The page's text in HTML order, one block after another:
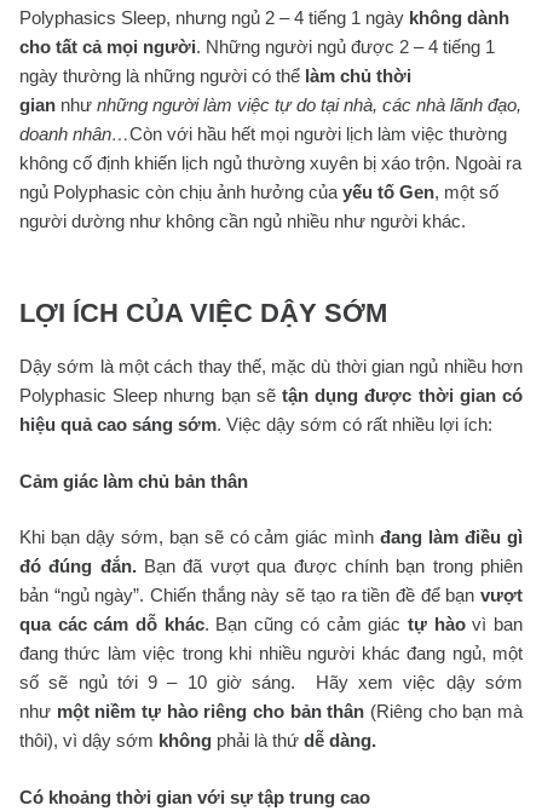
Polyphasics Sleep, nhưng ngủ 2 – 4 tiếng 1 ngày không dành
cho tất cả mọi người. Những người ngủ được 2 – 4 tiếng 1
ngày thường là những người có thể làm chủ thời
gian như những người làm việc tự do tại nhà, các nhà lãnh đạo,
doanh nhân…Còn với hầu hết mọi người lịch làm việc thường
không cố định khiến lịch ngủ thường xuyên bị xáo trộn. Ngoài ra
ngủ Polyphasic còn chịu ảnh hưởng của yếu tố Gen, một số
người dường như không cần ngủ nhiều như người khác.
LỢI ÍCH CỦA VIỆC DẬY SỚM
Dậy sớm là một cách thay thế, mặc dù thời gian ngủ nhiều hơn
Polyphasic Sleep nhưng bạn sẽ tận dụng được thời gian có
hiệu quả cao sáng sớm. Việc dậy sớm có rất nhiều lợi ích:
Cảm giác làm chủ bản thân
Khi bạn dậy sớm, bạn sẽ có cảm giác mìnhđang làm điều gì
đó đúng đắn.Bạn đã vượt qua được chính bạn trong phiên
bản “ngủ ngày”. Chiến thắng này sẽ tạo ra tiền đề để bạn vượt
qua các cám dỗ khác. Bạn cũng có cảm giác tự hàovì ban
đang thức làm việc trong khi nhiều người khác đang ngủ, một
số sẽ ngủ tới 9 – 10 giờ sáng. Hãy xem việc dậy sớm
như một niềm tự hào riêng cho bản thân (Riêng cho bạn mà
thôi), vì dậy sớm không phải là thứ dễ dàng.
Có khoảng thời gian với sự tập trung cao